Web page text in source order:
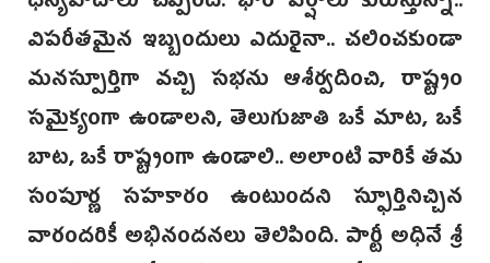
విపరీతమైన ఇబ్బందులు ఎదురైనా.. చలించకుండా
మనస్పూర్తిగా వచ్చి సభను ఆశీర్వదించి, రాష్ట్రం
సమైక్యంగా ఉండాలని, తెలుగుజాతి ఒకే మాట, ఒకే
బాట, ఒకే రాష్ట్రంగా ఉండాలి.. అలాంటి వారికే తమ
సంపూర్ణ సహకారం ఉంటుందని స్ఫూర్తినిచ్చిన
వారందరికీ అభినందనలు తెలిపింది. పార్టీ అధినే శ్రీ